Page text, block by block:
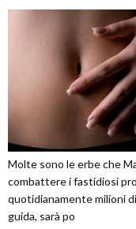
Molte sono le erbe che
combattere i fastidiosi
quotidianamente milioni
guida, sarà po